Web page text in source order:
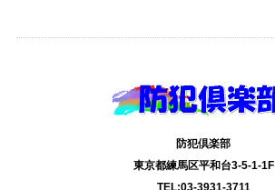
防犯倶楽部
東京都練馬区平和台3-5-1-1F
TEL:03-3931-3711